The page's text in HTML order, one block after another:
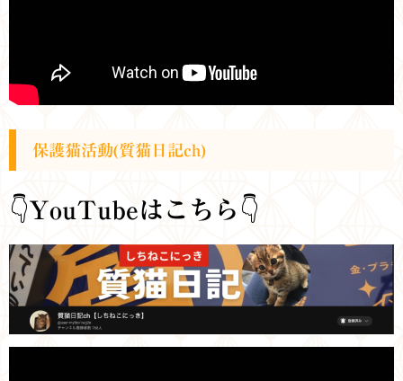
保護猫活動(質猫日記ch)
👇YouTubeはこちら 👇